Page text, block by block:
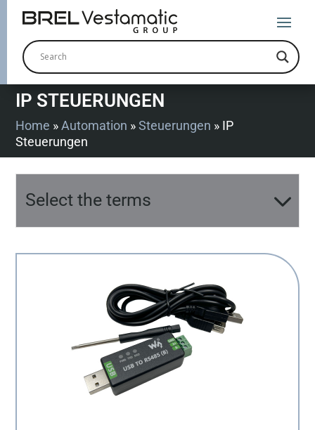
IP STEUERUNGEN
Home »Automation »Steuerungen » IP
Steuerungen
Select the terms